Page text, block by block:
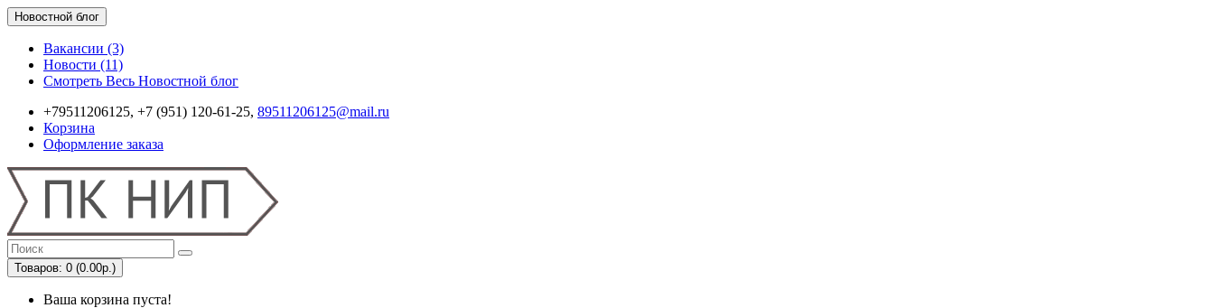
Новостной блог
Вакансии (3)
Новости (11)
Смотреть Весь Новостной блог
+79511206125, +7 (951) 120-61-25, 89511206125@mail.ru
Корзина
Оформление заказа
Товаров: 0 (0.00р.)
Ваша корзина пуста!